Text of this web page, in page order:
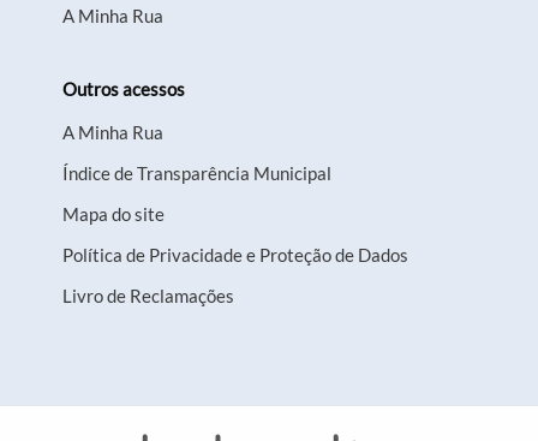
A Minha Rua
Outros acessos
A Minha Rua
Índice de Transparência Municipal
Mapa do site
Política de Privacidade e Proteção de Dados
Livro de Reclamações